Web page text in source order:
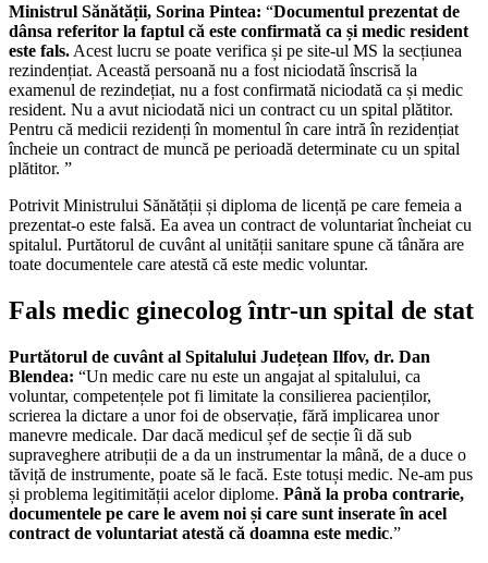
Ministrul Sănătății, Sorina Pintea: “Documentul prezentat de
dânsa referitor la faptul că este confirmată ca și medic resident
este fals. Acest lucru se poate verifica și pe site-ul MS la secțiunea
rezindențiat. Această persoană nu a fost niciodată înscrisă la
examenul de rezindețiat, nu a fost confirmată niciodată ca și medic
resident. Nu a avut niciodată nici un contract cu un spital plătitor.
Pentru că medicii rezidenți în momentul în care intră în rezidențiat
încheie un contract de muncă pe perioadă determinate cu un spital
plătitor. ”
Potrivit Ministrului Sănătății și diploma de licență pe care femeia a
prezentat-o este falsă. Ea avea un contract de voluntariat încheiat cu
spitalul. Purtătorul de cuvânt al unității sanitare spune că tânăra are
toate documentele care atestă că este medic voluntar.
Fals medic ginecolog într-un spital de stat
Purtătorul de cuvânt al Spitalului Județean Ilfov, dr. Dan
Blendea: “Un medic care nu este un angajat al spitalului, ca
voluntar, competențele pot fi limitate la consilierea pacienților,
scrierea la dictare a unor foi de observație, fără implicarea unor
manevre medicale. Dar dacă medicul șef de secție îi dă sub
supraveghere atribuții de a da un instrumentar la mână, de a duce o
tăviță de instrumente, poate să le facă. Este totuși medic. Ne-am pus
și problema legitimității acelor diplome. Până la proba contrarie,
documentele pe care le avem noi și care sunt inserate în acel
contract de voluntariat atestă că doamna este medic.”